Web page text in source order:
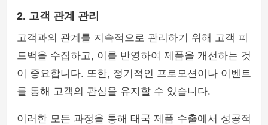
2. 고객 관계 관리
고객과의 관계를 지속적으로 관리하기 위해 고객 피
드백을 수집하고, 이를 반영하여 제품을 개선하는 것
이 중요합니다. 또한, 정기적인 프로모션이나 이벤트
를 통해 고객의 관심을 유지할 수 있습니다.
이러한 모든 과정을 통해 태국 제품 수출에서 성공적